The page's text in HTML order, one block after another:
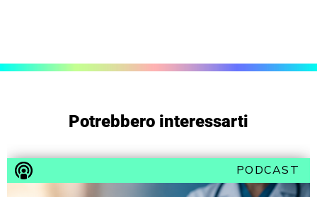
Potrebbero interessarti
PODCAST